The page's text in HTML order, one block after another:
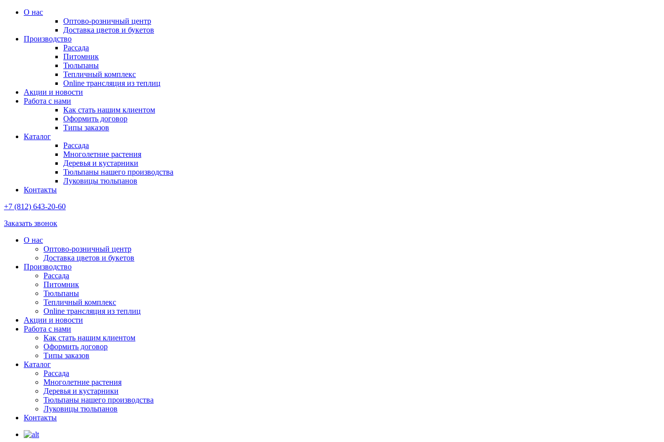
О нас
Оптово-розничный центр
Доставка цветов и букетов
Производство
Рассада
Питомник
Тюльпаны
Тепличный комплекс
Online трансляция из теплиц
Акции и новости
Работа с нами
Как стать нашим клиентом
Оформить договор
Типы заказов
Каталог
Рассада
Многолетние растения
Деревья и кустарники
Тюльпаны нашего производства
Луковицы тюльпанов
Контакты
+7 (812) 643-20-60
Заказать звонок
О нас
Оптово-розничный центр
Доставка цветов и букетов
Производство
Рассада
Питомник
Тюльпаны
Тепличный комплекс
Online трансляция из теплиц
Акции и новости
Работа с нами
Как стать нашим клиентом
Оформить договор
Типы заказов
Каталог
Рассада
Многолетние растения
Деревья и кустарники
Тюльпаны нашего производства
Луковицы тюльпанов
Контакты